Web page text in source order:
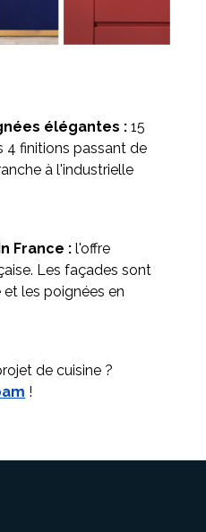
élégantes : 15
4 finitions passant de
à l'industrielle
France : l'offre
Les façades sont
les poignées en
de cuisine ?
!